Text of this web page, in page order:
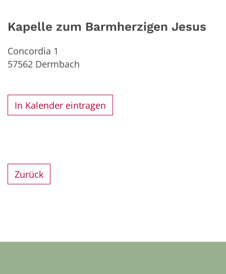
Kapelle zum Barmherzigen Jesus
Concordia 1
57562 Dermbach
In Kalender eintragen
Zurück